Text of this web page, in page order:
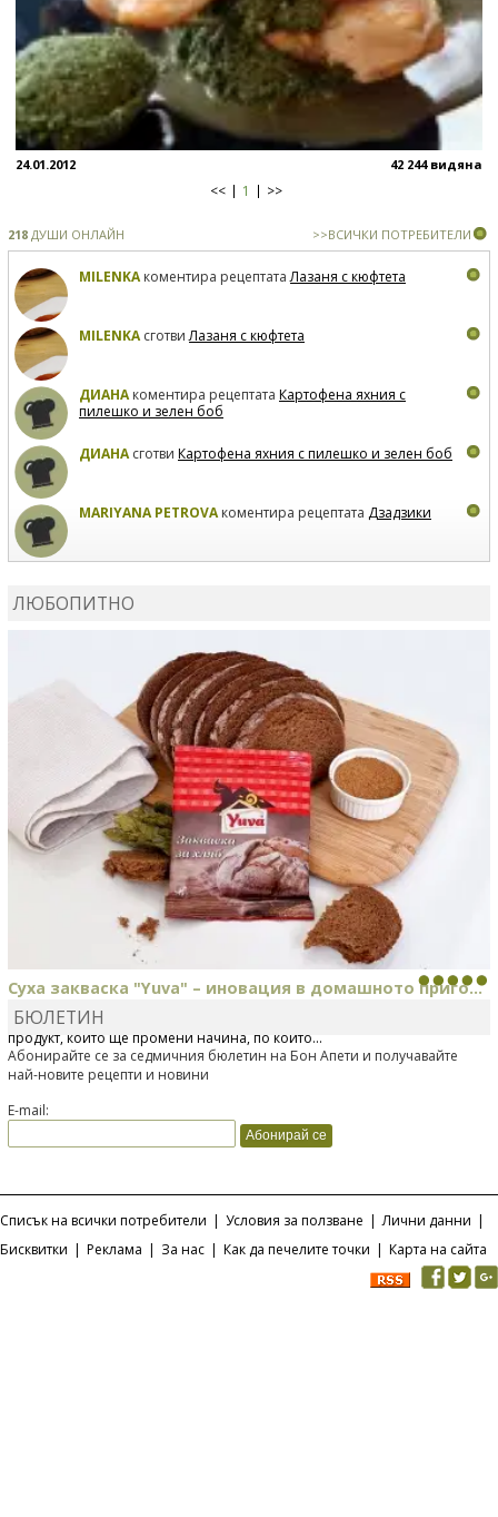
24.01.2012 42 244 видяна
<< 1 >>
218 ДУШИ ОНЛАЙН >>ВСИЧКИ ПОТРЕБИТЕЛИ
MILENKAкоментира рецептатаЛазаня с кюфтета
MILENKAсготвиЛазаня с кюфтета
ДИАНАкоментира рецептата Картофена яхния с
пилешко и зелен боб
ДИАНАсготви Картофена яхния с пилешко и зелен боб
MARIYANA PETROVAкоментира рецептата Дзадзики
ЛЮБОПИТНО
Суха закваска "Yuva" – иновация в домашното приго...
Отскоро Лесафр България стартира предлагането на изцяло нов
продукт, който ще промени начина, по който...
БЮЛЕТИН
Абонирайте се за седмичния бюлетин на Бон Апети и получавайте
най-новите рецепти и новини
E-mail:
Списък на всички потребители | Условия за ползване | Лични данни |
Бисквитки | Реклама | За нас | Как да печелите точки | Карта на сайта